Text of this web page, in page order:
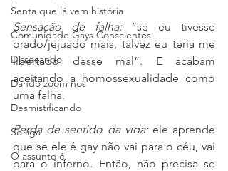
Senta que lá vem história
Comunidade Gays Conscientes
Dissecando
Dando zoom nos
Desmistificando
Se liga
O assunto é
Sensação de falha: “se eu tivesse
orado/jejuado mais, talvez eu teria me
libertado desse mal”. E acabam
aceitando a homossexualidade como
uma falha.
Perda de sentido da vida: ele aprende
que se ele é gay não vai para o céu, vai
para o inferno. Então, não precisa se